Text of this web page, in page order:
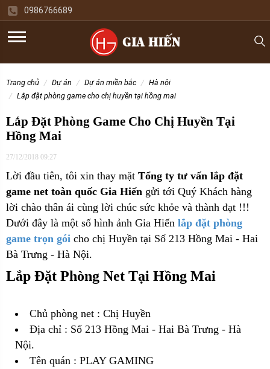
0986766689
trang chủ dự án dự án miền bắc
hà nội
lắp đặt phòng game cho chị huyền tại hồng mai
Lắp Đặt Phòng Game Cho Chị Huyền Tại
Hồng Mai
27/12/2018 09:27
Lời đầu tiên, tôi xin thay mặt Tổng ty tư vấn lắp đặt
game net toàn quốc Gia Hiến gửi tới Quý Khách hàng
lời chào thân ái cùng lời chúc sức khỏe và thành đạt !!!
Dưới đây là một số hình ảnh Gia Hiến lắp đặt phòng
game trọn gói cho chị Huyền tại Số 213 Hồng Mai - Hai
Bà Trưng - Hà Nội.
Lắp Đặt Phòng Net Tại Hồng Mai
Chủ phòng net : Chị Huyền
Địa chỉ : Số 213 Hồng Mai - Hai Bà Trưng - Hà
Nội.
Tên quán : PLAY GAMING